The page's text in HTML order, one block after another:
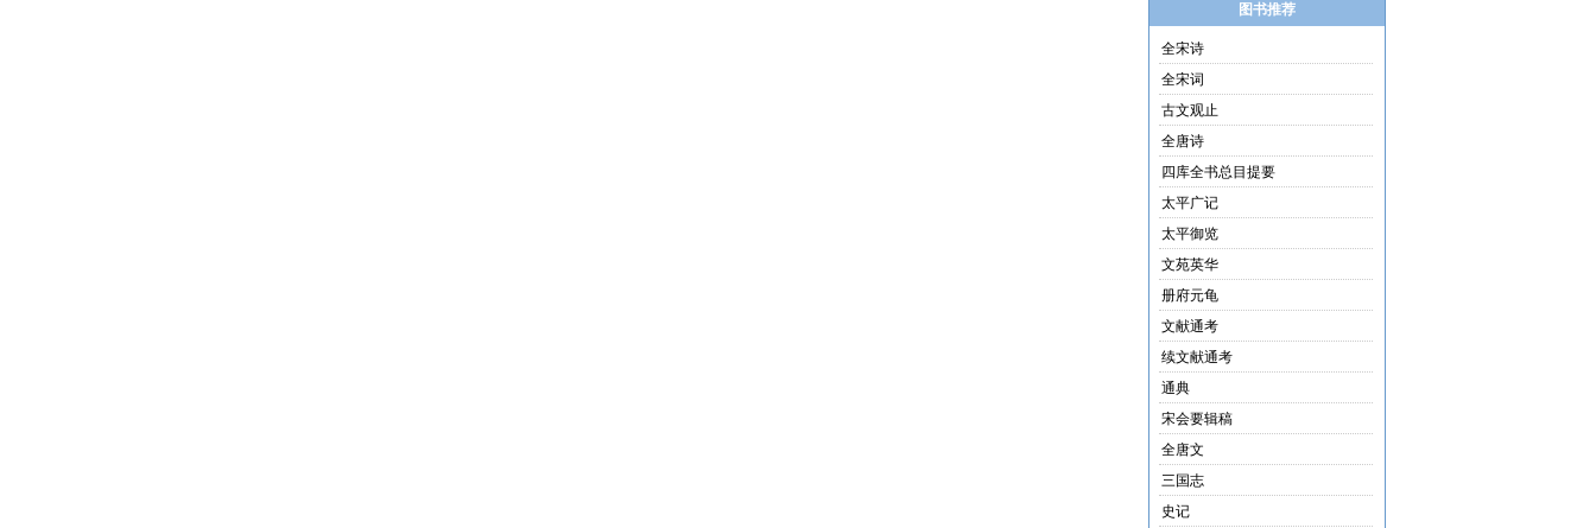
图书推荐
全宋诗
全宋词
古文观止
全唐诗
四库全书总目提要
太平广记
太平御览
文苑英华
册府元龟
文献通考
续文献通考
通典
宋会要辑稿
全唐文
三国志
史记